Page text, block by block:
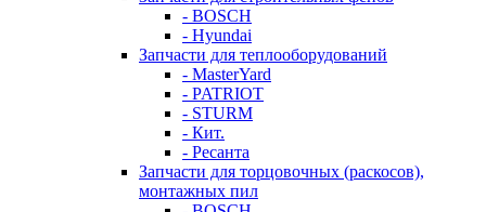
- BOSCH
- Hyundai
Запчасти для теплооборудований
- MasterYard
- PATRIOT
- STURM
- Кит.
- Ресанта
Запчасти для торцовочных (раскосов),
монтажных пил